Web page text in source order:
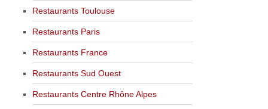
Restaurants Toulouse
Restaurants Paris
Restaurants France
Restaurants Sud Ouest
Restaurants Centre Rhône Alpes